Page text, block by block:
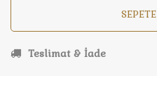
Teslimat & İade